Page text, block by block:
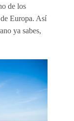
de los
Europa. Así
ya sabes,